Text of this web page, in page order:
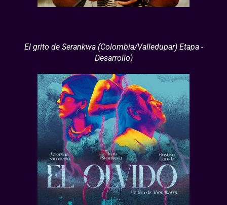
El grito de Serankwa (Colombia/Valledupar) Etapa -
Desarrollo)